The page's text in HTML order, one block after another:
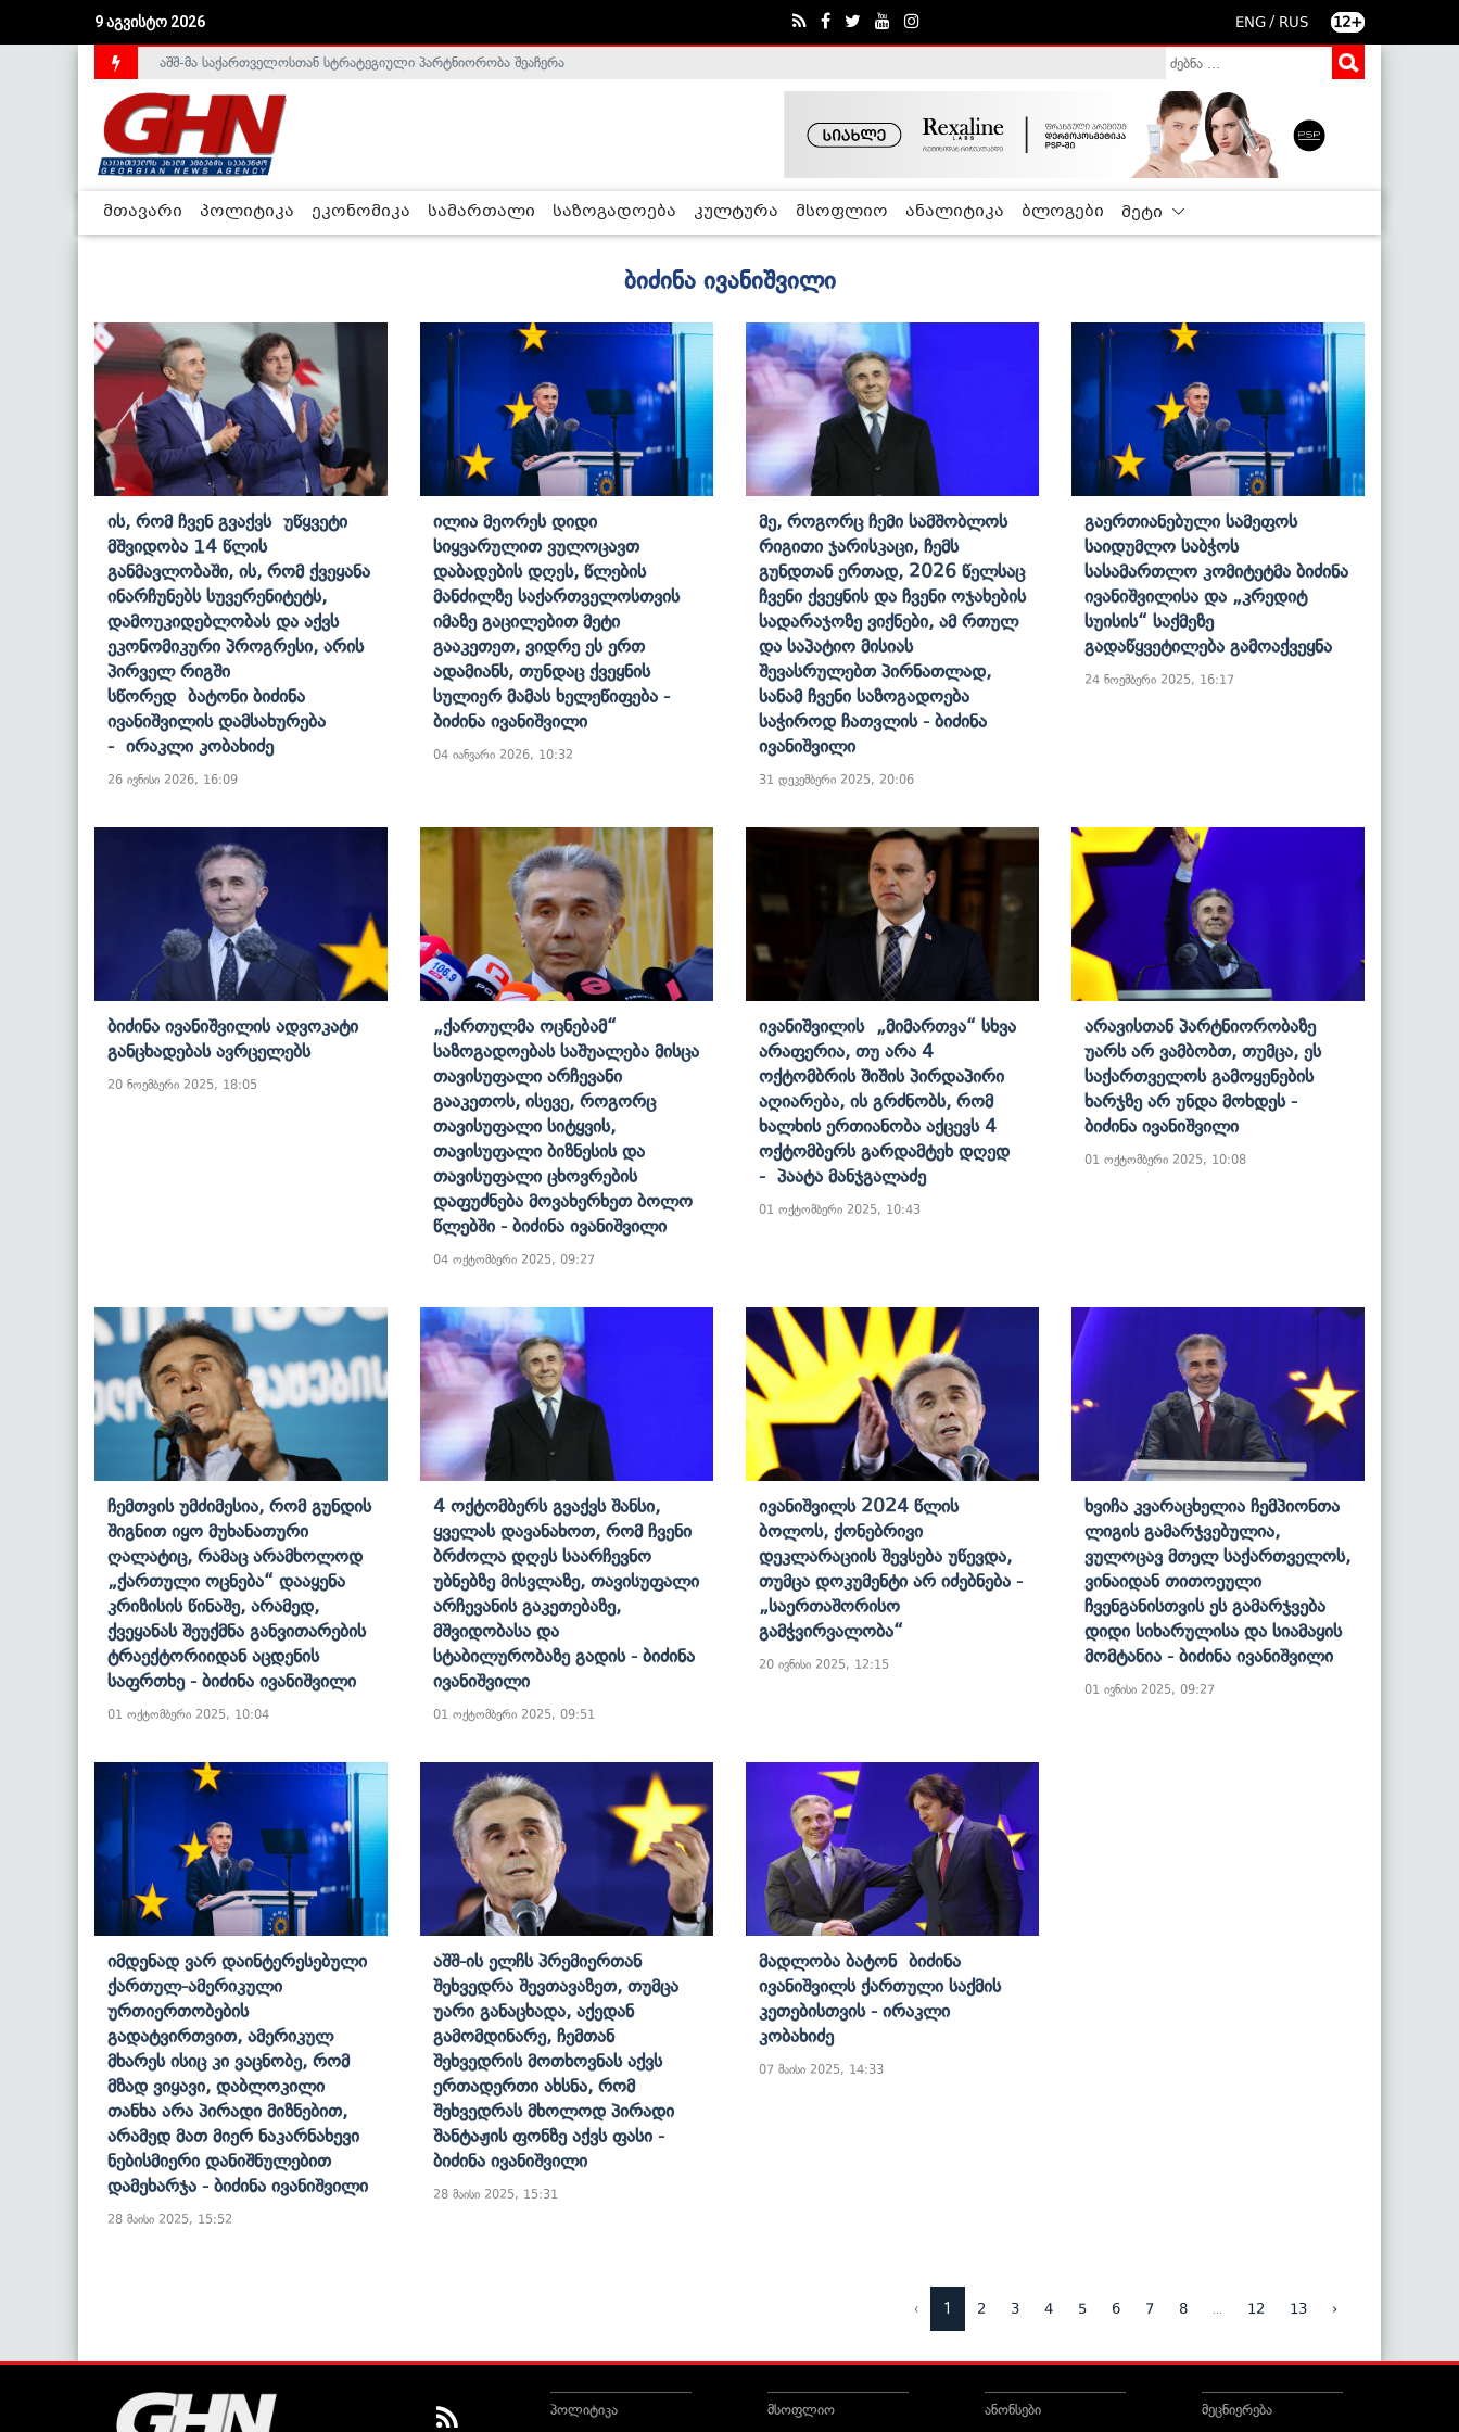
9 აგვისტო 2026 ENG / RUS 12+
აშშ-მა საქართველოსთან სტრატეგიული პარტნიორობა შეაჩერა
მთავარი პოლიტიკა ეკონომიკა სამართალი საზოგადოება კულტურა მსოფლიო ანალიტიკა ბლოგები მეტი
ბიძინა ივანიშვილი
Ის, Რომ Ჩვენ Გვაქვს Უწყვეტი
Მშვიდობა 14 Წლის
Განმავლობაში, Ის, Რომ Ქვეყანა
Ინარჩუნებს Სუვერენიტეტს,
Დამოუკიდებლობას Და Აქვს
Ეკონომიკური Პროგრესი, Არის
Პირველ Რიგში
Სწორედ Ბატონი Ბიძინა
Ივანიშვილის Დამსახურება
- Ირაკლი Კობახიძე
26 ივნისი 2026, 16:09
Ილია Მეორეს Დიდი
Სიყვარულით Ვულოცავთ
Დაბადების Დღეს, Წლების
Მანძილზე Საქართველოსთვის
Იმაზე Გაცილებით Მეტი
Გააკეთეთ, Ვიდრე Ეს Ერთ
Ადამიანს, Თუნდაც Ქვეყნის
Სულიერ Მამას Ხელეწიფება -
Ბიძინა Ივანიშვილი
04 იანვარი 2026, 10:32
Მე, Როგორც Ჩემი Სამშობლოს
Რიგითი Ჯარისკაცი, Ჩემს
Გუნდთან Ერთად, 2026 Წელსაც
Ჩვენი Ქვეყნის Და Ჩვენი Ოჯახების
Სადარაჯოზე Ვიქნები, Ამ Რთულ
Და Საპატიო Მისიას
Შევასრულებთ Პირნათლად,
Სანამ Ჩვენი Საზოგადოება
Საჭიროდ Ჩათვლის - Ბიძინა
Ივანიშვილი
31 დეკემბერი 2025, 20:06
Გაერთიანებული Სამეფოს
Საიდუმლო Საბჭოს
Სასამართლო Კომიტეტმა Ბიძინა
Ივანიშვილისა Და „კრედიტ
Სუისის“ Საქმეზე
Გადაწყვეტილება Გამოაქვეყნა
24 ნოემბერი 2025, 16:17
Ბიძინა Ივანიშვილის Ადვოკატი
Განცხადებას Ავრცელებს
20 ნოემბერი 2025, 18:05
„ქართულმა Ოცნებამ“
Საზოგადოებას Საშუალება Მისცა
Თავისუფალი Არჩევანი
Გააკეთოს, Ისევე, Როგორც
Თავისუფალი Სიტყვის,
Თავისუფალი Ბიზნესის Და
Თავისუფალი Ცხოვრების
Დაფუძნება Მოვახერხეთ Ბოლო
Წლებში - Ბიძინა Ივანიშვილი
04 ოქტომბერი 2025, 09:27
Ივანიშვილის „მიმართვა“ Სხვა
Არაფერია, Თუ Არა 4
Ოქტომბრის Შიშის Პირდაპირი
Აღიარება, Ის Გრძნობს, Რომ
Ხალხის Ერთიანობა Აქცევს 4
Ოქტომბერს Გარდამტეხ Დღედ
- Პაატა Მანჯგალაძე
01 ოქტომბერი 2025, 10:43
Არავისთან Პარტნიორობაზე
Უარს Არ Ვამბობთ, Თუმცა, Ეს
Საქართველოს Გამოყენების
Ხარჯზე Არ Უნდა Მოხდეს -
Ბიძინა Ივანიშვილი
01 ოქტომბერი 2025, 10:08
Ჩემთვის Უმძიმესია, Რომ Გუნდის
Შიგნით Იყო Მუხანათური
Ღალატიც, Რამაც Არამხოლოდ
„ქართული Ოცნება“ Დააყენა
Კრიზისის Წინაშე, Არამედ,
Ქვეყანას Შეუქმნა Განვითარების
Ტრაექტორიიდან Აცდენის
Საფრთხე - Ბიძინა Ივანიშვილი
01 ოქტომბერი 2025, 10:04
4 Ოქტომბერს Გვაქვს Შანსი,
Ყველას Დავანახოთ, Რომ Ჩვენი
Ბრძოლა Დღეს Საარჩევნო
Უბნებზე Მისვლაზე, Თავისუფალი
Არჩევანის Გაკეთებაზე,
Მშვიდობასა Და
Სტაბილურობაზე Გადის - Ბიძინა
Ივანიშვილი
01 ოქტომბერი 2025, 09:51
Ივანიშვილს 2024 Წლის
Ბოლოს, Ქონებრივი
Დეკლარაციის Შევსება Უწევდა,
Თუმცა Დოკუმენტი Არ Იძებნება -
„საერთაშორისო
Გამჭვირვალობა“
20 ივნისი 2025, 12:15
Ხვიჩა Კვარაცხელია Ჩემპიონთა
Ლიგის Გამარჯვებულია,
Ვულოცავ Მთელ Საქართველოს,
Ვინაიდან Თითოეული
Ჩვენგანისთვის Ეს Გამარჯვება
Დიდი Სიხარულისა Და Სიამაყის
Მომტანია - Ბიძინა Ივანიშვილი
01 ივნისი 2025, 09:27
Იმდენად Ვარ Დაინტერესებული
Ქართულ-Ამერიკული
Ურთიერთობების
Გადატვირთვით, Ამერიკულ
Მხარეს Ისიც Კი Ვაცნობე, Რომ
Მზად Ვიყავი, Დაბლოკილი
Თანხა Არა Პირადი Მიზნებით,
Არამედ Მათ Მიერ Ნაკარნახევი
Ნებისმიერი Დანიშნულებით
Დამეხარჯა - Ბიძინა Ივანიშვილი
28 მაისი 2025, 15:52
Აშშ-Ის Ელჩს Პრემიერთან
Შეხვედრა Შევთავაზეთ, Თუმცა
Უარი Განაცხადა, Აქედან
Გამომდინარე, Ჩემთან
Შეხვედრის Მოთხოვნას Აქვს
Ერთადერთი Ახსნა, Რომ
Შეხვედრას Მხოლოდ Პირადი
Შანტაჟის Ფონზე Აქვს Ფასი -
Ბიძინა Ივანიშვილი
28 მაისი 2025, 15:31
Მადლობა Ბატონ Ბიძინა
Ივანიშვილს Ქართული Საქმის
Კეთებისთვის - Ირაკლი
Კობახიძე
07 მაისი 2025, 14:33
‹ 1 2 3 4 5 6 7 8 12 13 ›
პოლიტიკა
მსოფლიო
ანონსები
მეცნიერება